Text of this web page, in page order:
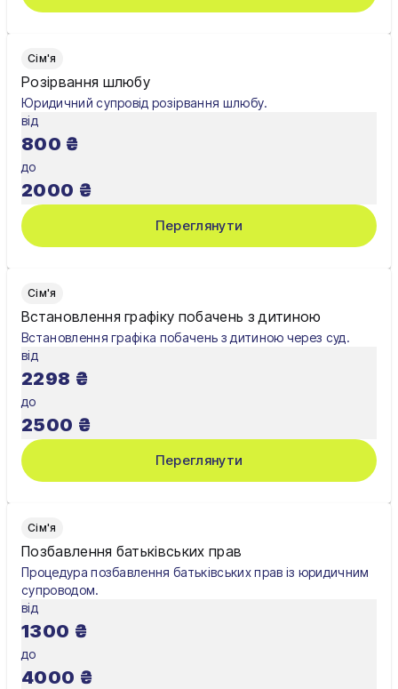
Сім'я
Розірвання шлюбу
Юридичний супровід розірвання шлюбу.
від
800 ₴
до
2000 ₴
Переглянути
Сім'я
Встановлення графіку побачень з дитиною
Встановлення графіка побачень з дитиною через суд.
від
2298 ₴
до
2500 ₴
Переглянути
Сім'я
Позбавлення батьківських прав
Процедура позбавлення батьківських прав із юридичним
супроводом.
від
1300 ₴
до
4000 ₴